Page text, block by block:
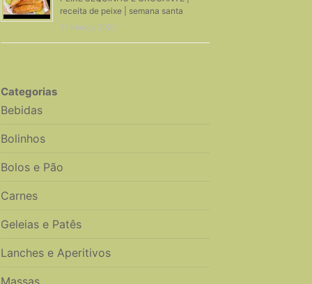
receita de peixe | semana santa
21 Março, 2022
Categorias
Bebidas
Bolinhos
Bolos e Pão
Carnes
Geleias e Patês
Lanches e Aperitivos
Massas